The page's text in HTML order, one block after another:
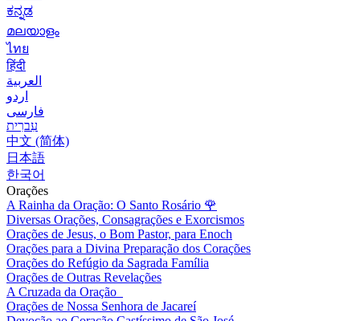
ಕನ್ನಡ
മലയാളം
ไทย
हिंदी
العربية
اردو
فارسی
עִברִית
中文 (简体)
日本語
한국어
Orações
A Rainha da Oração: O Santo Rosário 🌹
Diversas Orações, Consagrações e Exorcismos
Orações de Jesus, o Bom Pastor, para Enoch
Orações para a Divina Preparação dos Corações
Orações do Refúgio da Sagrada Família
Orações de Outras Revelações
A Cruzada da Oração
Orações de Nossa Senhora de Jacareí